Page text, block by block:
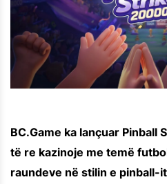
BC.Game ka lançuar Pinball
të re kazinoje me temë
raundeve në stilin e pinball-